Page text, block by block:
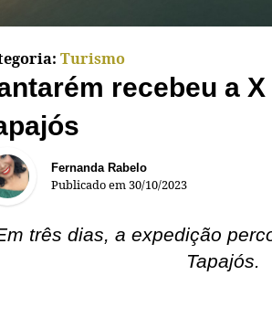
Turismo
recebeu a
Fernanda Rabelo
Publicado em30/10/2023
três dias, a expedição
Tapajós.